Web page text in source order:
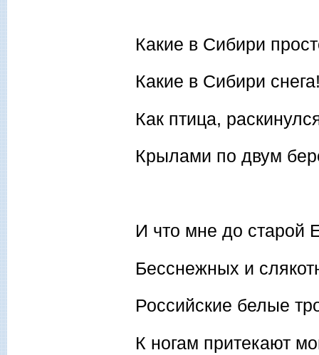
Какие в Сибири
Какие в Сибири
Как птица,
Крылами по двум
И что мне до старой
Бесснежных и
Российские белые
К ногам притекают